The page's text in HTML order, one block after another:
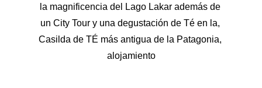
la magnificencia del Lago Lakar además de
un City Tour y una degustación de Té en la,
Casilda de TÉ más antigua de la Patagonia,
alojamiento